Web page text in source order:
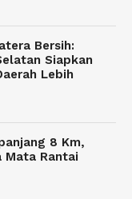
Bersih:
Siapkan
Lebih
8 Km,
Mata Rantai